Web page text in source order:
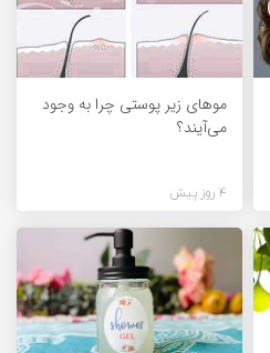
مو‌های زیر پوستی چرا به وجود
می‌آیند؟
4 روز پیش